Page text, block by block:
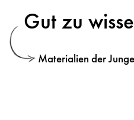
Gut zu
Materialien der